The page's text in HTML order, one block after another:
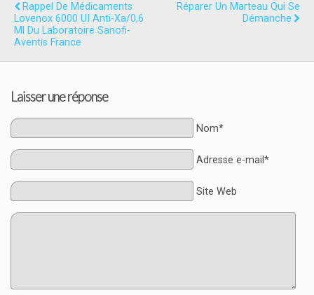
Rappel De Médicaments
Lovenox 6000 UI Anti-Xa/0,6
Ml Du Laboratoire Sanofi-
Aventis France
Réparer Un Marteau Qui Se
Démanche
Laisser une réponse
Nom*
Adresse e-mail*
Site Web